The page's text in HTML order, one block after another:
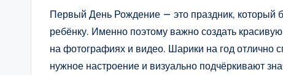
Первый День Рождение — это праздник, который
ребёнку. Именно поэтому важно создать
на фотографиях и видео. Шарики на год отлично
нужное настроение и визуально подчёркивают